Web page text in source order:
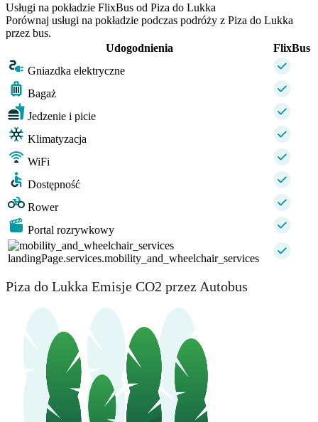
Usługi na pokładzie FlixBus od Piza do Lukka
Porównaj usługi na pokładzie podczas podróży z Piza do Lukka
przez bus.
Udogodnienia
FlixBus
Gniazdka elektryczne
Bagaż
Jedzenie i picie
Klimatyzacja
WiFi
Dostępność
Rower
Portal rozrywkowy
landingPage.services.mobility_and_wheelchair_services
Piza do Lukka Emisje CO2 przez Autobus